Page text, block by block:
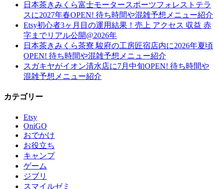
日本茶きみくら富士モータースポーツフォレストテラ
スに2027年春OPEN! 待ち時間や混雑予想メニュー紹介
Etsy初心者3ヶ月目の運用結果！売上 アクセス 収益 赤
字までリアル公開@2026年
日本茶きみくら茶寮 駿府の工房匠宿店内に2026年夏頃
OPEN! 待ち時間や混雑予想メニュー紹介
スガキヤがイオン清水店に7月中旬OPEN! 待ち時間や
混雑予想メニュー紹介
カテゴリー
Etsy
OniGO
おでかけ
お役立ち
キャンプ
ゲーム
ジブリ
スマイルゼミ